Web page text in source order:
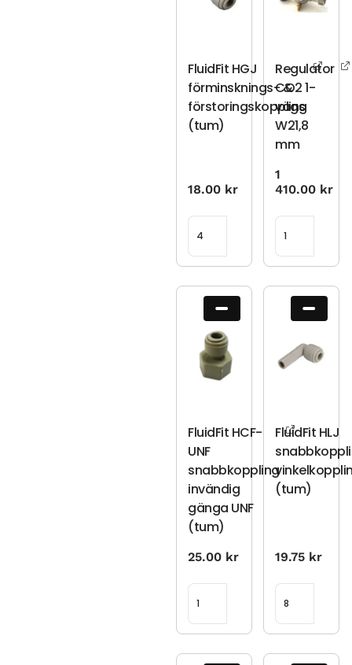
FluidFit HGJ
förminsknings- &
förstoringskoppling
(tum)
18.00 kr
Regulator
CO2 1-
vägs
W21,8
mm
1
410.00 kr
FluidFit HCF-
UNF
snabbkoppling
invändig
gänga UNF
(tum)
25.00 kr
FluidFit HLJ
(tum)
19.75 kr